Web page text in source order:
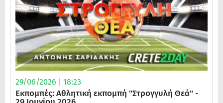
29/06/2026 | 18:23
Εκπομπές: Αθλητική εκπομπή "Στρογγυλή Θεά" -